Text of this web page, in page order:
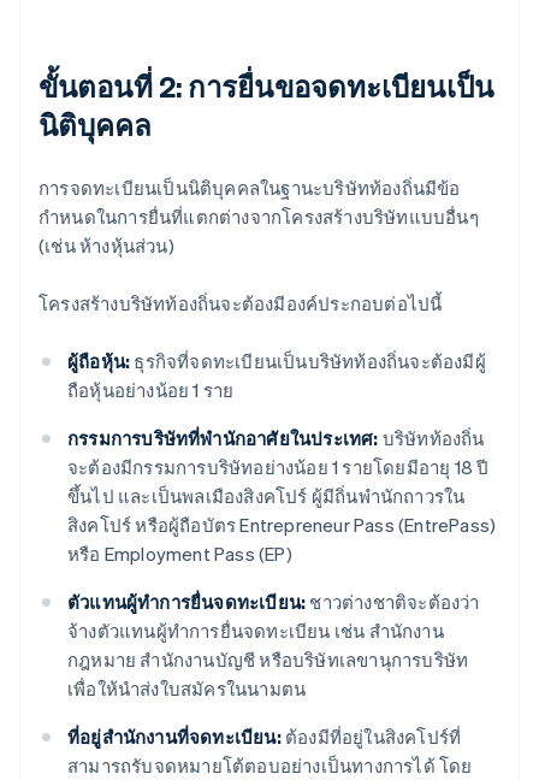
ขั้นตอนที่ 2: การยื่นขอจดทะเบียนเป็น
นิติบุคคล
การจดทะเบียนเป็นนิติบุคคลในฐานะบริษัทท้องถิ่นมีข้อ
กำหนดในการยื่นที่แตกต่างจากโครงสร้างบริษัทแบบอื่นๆ
(เช่น ห้างหุ้นส่วน)
โครงสร้างบริษัทท้องถิ่นจะต้องมีองค์ประกอบต่อไปนี้
ผู้ถือหุ้น: ธุรกิจที่จดทะเบียนเป็นบริษัทท้องถิ่นจะต้องมีผู้
ถือหุ้นอย่างน้อย 1 ราย
กรรมการบริษัทที่พำนักอาศัยในประเทศ: บริษัทท้องถิ่น
จะต้องมีกรรมการบริษัทอย่างน้อย 1 รายโดยมีอายุ 18 ปี
ขึ้นไป และเป็นพลเมืองสิงคโปร์ ผู้มีถิ่นพำนักถาวรใน
สิงคโปร์ หรือผู้ถือบัตร Entrepreneur Pass (EntrePass)
หรือ Employment Pass (EP)
ตัวแทนผู้ทำการยื่นจดทะเบียน: ชาวต่างชาติจะต้องว่า
จ้างตัวแทนผู้ทำการยื่นจดทะเบียน เช่น สำนักงาน
กฎหมาย สำนักงานบัญชี หรือบริษัทเลขานุการบริษัท
เพื่อให้นำส่งใบสมัครในนามตน
ที่อยู่สำนักงานที่จดทะเบียน:ต้องมีที่อยู่ในสิงคโปร์ที่
สามารถรับจดหมายโต้ตอบอย่างเป็นทางการได้ โดย